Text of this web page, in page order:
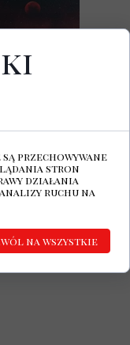
album
płycie
dostępna
przechowywane
stron
działania
ruchu na
na wszystkie